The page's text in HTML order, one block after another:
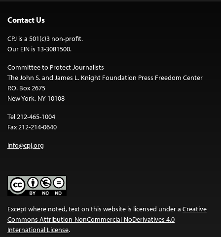
Contact Us
CPJ is a 501(c)3 non-profit.
Our EIN is 13-3081500.
Committee to Protect Journalists
The John S. and James L. Knight Foundation Press Freedom Center
P.O. Box 2675
New York, NY 10108
Tel 212-465-1004
Fax 212-214-0640
info@cpj.org
Except where noted, text on this website is licensed under a Creative
Commons Attribution-NonCommercial-NoDerivatives 4.0
International License.